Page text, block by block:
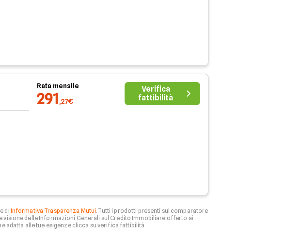
Rata mensile
291,27€
Verifica
fattibilità
di Informativa Trasparenza Mutui. Tutti i prodotti presenti sul comparatore
delle Informazioni Generali sul Credito Immobiliare offerto ai
adatta alle tue esigenze clicca su verifica fattibilità